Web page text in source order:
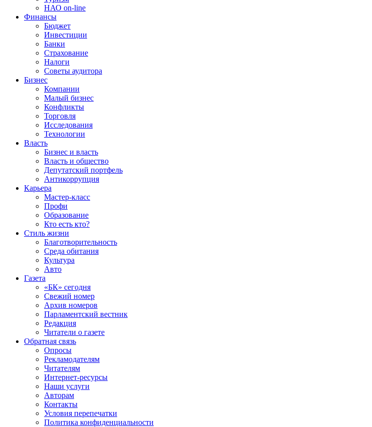
НАО on-line
Финансы
Бюджет
Инвестиции
Банки
Страхование
Налоги
Советы аудитора
Бизнес
Компании
Малый бизнес
Конфликты
Торговля
Исследования
Технологии
Власть
Бизнес и власть
Власть и общество
Депутатский портфель
Антикоррупция
Карьера
Мастер-класс
Профи
Образование
Кто есть кто?
Стиль жизни
Благотворительность
Среда обитания
Культура
Авто
Газета
«БК» сегодня
Свежий номер
Архив номеров
Парламентский вестник
Редакция
Читатели о газете
Обратная связь
Опросы
Рекламодателям
Читателям
Интернет-ресурсы
Наши услуги
Авторам
Контакты
Условия перепечатки
Политика конфиденциальности